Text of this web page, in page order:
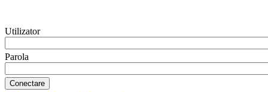
Utilizator
Parola